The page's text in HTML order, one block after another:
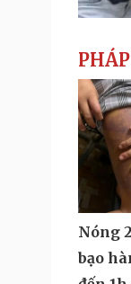
Nóng
bạo